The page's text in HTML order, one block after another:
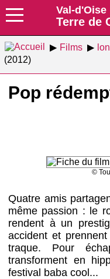
Val-d'Oise
Terre de
Films
(2012)
Pop
©
Quatre amis
même passion : le
rendent à un
accident et
traque. Pour
transforment en
festival baba cool...